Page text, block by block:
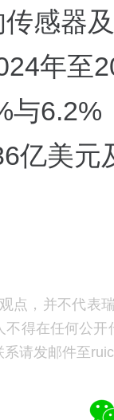
感器
年至
与6.2%
亿美元
点，并不代表
得在任何公
请发邮件至